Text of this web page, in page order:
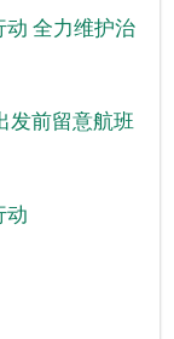
动 全力维护治
发前留意航班
动